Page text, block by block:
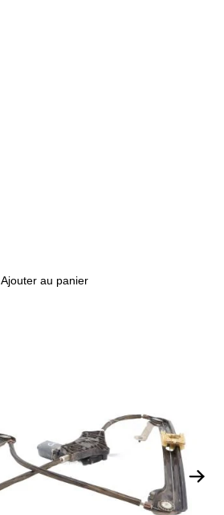
Ajouter au panier